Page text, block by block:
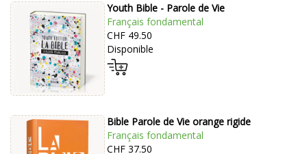
Youth Bible - Parole de Vie
Français fondamental
CHF 49.50
Disponible
Bible Parole de Vie orange rigide
Français fondamental
CHF 37.50